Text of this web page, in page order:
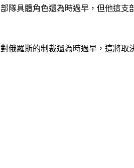
隊具體角色還為時過早，但他這支
俄羅斯的制裁還為時過早，這將取